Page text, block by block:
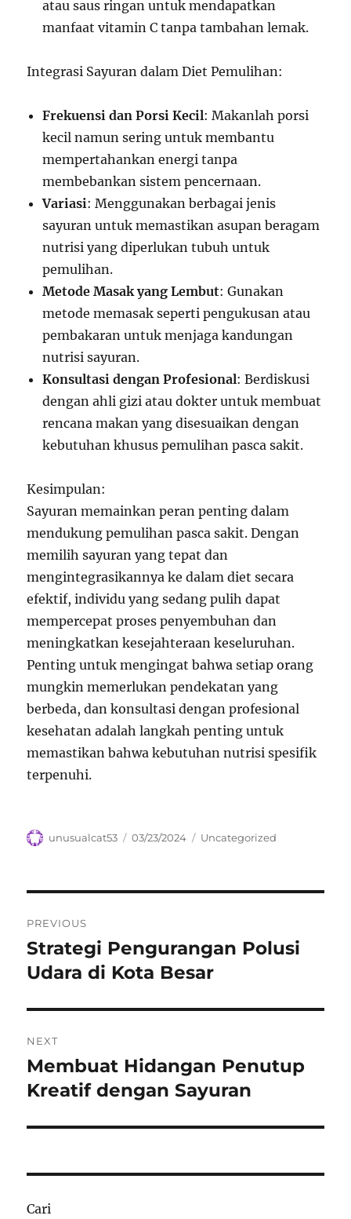
atau saus ringan untuk mendapatkan
manfaat vitamin C tanpa tambahan lemak.
Integrasi Sayuran dalam Diet Pemulihan:
Frekuensi dan Porsi Kecil: Makanlah porsi
kecil namun sering untuk membantu
mempertahankan energi tanpa
membebankan sistem pencernaan.
Variasi: Menggunakan berbagai jenis
sayuran untuk memastikan asupan beragam
nutrisi yang diperlukan tubuh untuk
pemulihan.
Metode Masak yang Lembut: Gunakan
metode memasak seperti pengukusan atau
pembakaran untuk menjaga kandungan
nutrisi sayuran.
Konsultasi dengan Profesional: Berdiskusi
dengan ahli gizi atau dokter untuk membuat
rencana makan yang disesuaikan dengan
kebutuhan khusus pemulihan pasca sakit.
Kesimpulan:
Sayuran memainkan peran penting dalam
mendukung pemulihan pasca sakit. Dengan
memilih sayuran yang tepat dan
mengintegrasikannya ke dalam diet secara
efektif, individu yang sedang pulih dapat
mempercepat proses penyembuhan dan
meningkatkan kesejahteraan keseluruhan.
Penting untuk mengingat bahwa setiap orang
mungkin memerlukan pendekatan yang
berbeda, dan konsultasi dengan profesional
kesehatan adalah langkah penting untuk
memastikan bahwa kebutuhan nutrisi spesifik
terpenuhi.
Author
unusualcat53
Posted
03/23/2024 Categories
Uncategorized
pos
PREVIOUS
Previous
post:
Strategi Pengurangan Polusi
Udara di Kota Besar
NEXT
Next
post:
Membuat Hidangan Penutup
Kreatif dengan Sayuran
Cari